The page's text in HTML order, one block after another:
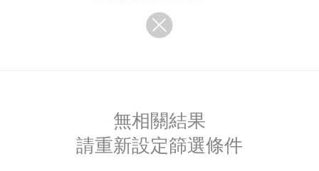
無相關結果
請重新設定篩選條件